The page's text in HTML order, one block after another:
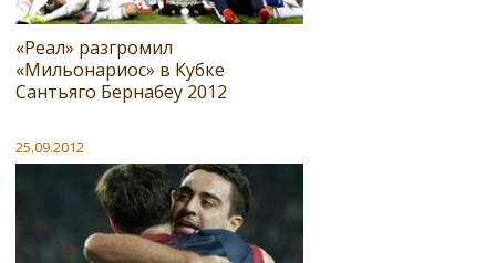
«Реал» разгромил
«Мильонариос» в Кубке
Сантьяго Бернабеу 2012
25.09.2012